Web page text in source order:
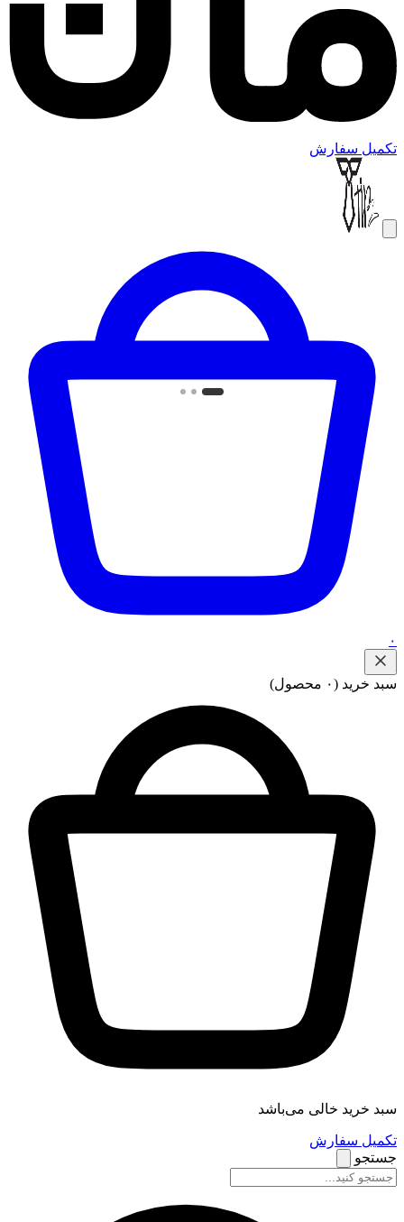
تکمیل سفارش
۰
سبد خرید (۰ محصول)
سبد خرید خالی می‌باشد
تکمیل سفارش
جستجو